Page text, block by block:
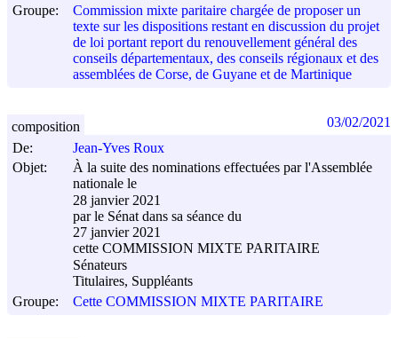
Groupe:
Commission mixte paritaire chargée de proposer un
texte sur les dispositions restant en discussion du projet
de loi portant report du renouvellement général des
conseils départementaux, des conseils régionaux et des
assemblées de Corse, de Guyane et de Martinique
De:
Jean-Yves Roux
Objet:
À la suite des nominations effectuées par l'Assemblée
nationale le
28 janvier 2021
par le Sénat dans sa séance du
27 janvier 2021
cette COMMISSION MIXTE PARITAIRE
Sénateurs
Titulaires, Suppléants
Groupe:
Cette COMMISSION MIXTE PARITAIRE
composition 03/02/2021